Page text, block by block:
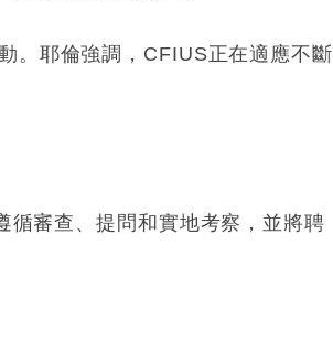
。耶倫強調，CFIUS正在適應不斷
審查、提問和實地考察，並將聘